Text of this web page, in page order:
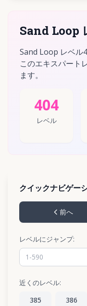
Sand Loop
Sand Loop レベル
このエキスパート
ます。
404
レベル
クイックナビゲー
前へ
レベルにジャンプ:
近くのレベル:
385
386